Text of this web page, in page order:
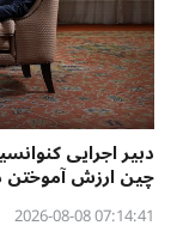
دبیر اجرایی
چین ارزش آموختن
07:14:41 2026-08-08